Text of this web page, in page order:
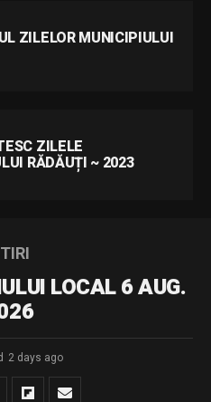
ZILELOR MUNICIPIULUI
ZILELE
RĂDĂUȚI ~ 2023
LOCAL 6 AUG.
2 days ago